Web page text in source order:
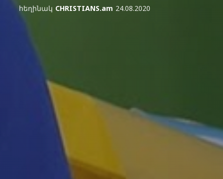
հեղինակ CHRISTIANS.am 24.08.2020